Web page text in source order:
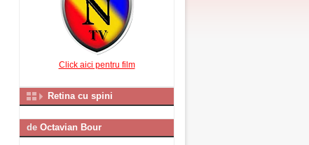
Click aici pentru film
Retina cu spini
de Octavian Bour